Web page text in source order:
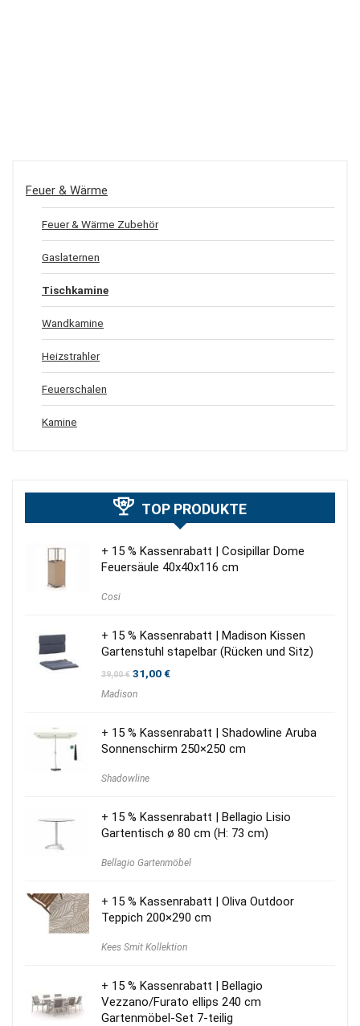
Feuer & Wärme
Feuer & Wärme Zubehör
Gaslaternen
Tischkamine
Wandkamine
Heizstrahler
Feuerschalen
Kamine
TOP PRODUKTE
+ 15 % Kassenrabatt | Cosipillar Dome
Feuersäule 40x40x116 cm
Cosi
+ 15 % Kassenrabatt | Madison Kissen
Gartenstuhl stapelbar (Rücken und Sitz)
39,00€ Ursprünglicher
war:
31,00€Aktueller
Madison
+ 15 % Kassenrabatt | Shadowline Aruba
Sonnenschirm 250×250 cm
Shadowline
+ 15 % Kassenrabatt | Bellagio Lisio
Gartentisch ø 80 cm (H: 73 cm)
Bellagio Gartenmöbel
+ 15 % Kassenrabatt | Oliva Outdoor
Teppich 200×290 cm
Kees Smit Kollektion
+ 15 % Kassenrabatt | Bellagio
Vezzano/Furato ellips 240 cm
Gartenmöbel-Set 7-teilig